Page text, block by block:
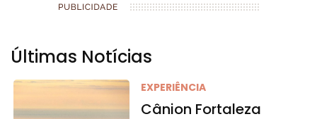
Últimas Notícias
EXPERIÊNCIA
Cânion Fortaleza